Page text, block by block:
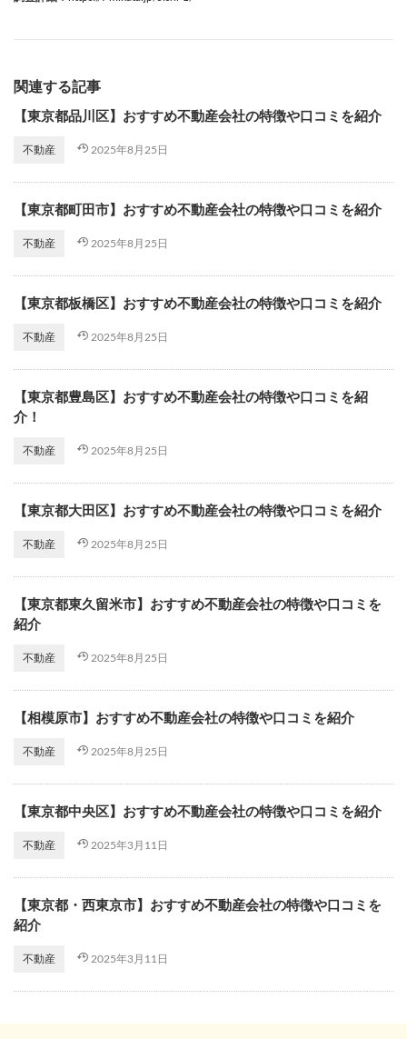
関連する記事
【東京都品川区】おすすめ不動産会社の特徴や口コミを紹介
不動産 2025年8月25日
【東京都町田市】おすすめ不動産会社の特徴や口コミを紹介
不動産 2025年8月25日
【東京都板橋区】おすすめ不動産会社の特徴や口コミを紹介
不動産 2025年8月25日
【東京都豊島区】おすすめ不動産会社の特徴や口コミを紹
介！
不動産 2025年8月25日
【東京都大田区】おすすめ不動産会社の特徴や口コミを紹介
不動産 2025年8月25日
【東京都東久留米市】おすすめ不動産会社の特徴や口コミを
紹介
不動産 2025年8月25日
【相模原市】おすすめ不動産会社の特徴や口コミを紹介
不動産 2025年8月25日
【東京都中央区】おすすめ不動産会社の特徴や口コミを紹介
不動産 2025年3月11日
【東京都・西東京市】おすすめ不動産会社の特徴や口コミを
紹介
不動産 2025年3月11日